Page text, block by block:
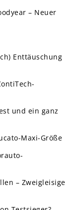
– Neuer
Enttäuschung
und ein ganz
Maxi-Größe
– Zweigleisige